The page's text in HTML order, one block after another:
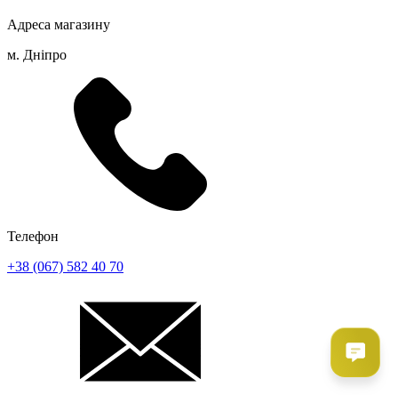
Адреса магазину
м. Дніпро
Телефон
+38 (067) 582 40 70